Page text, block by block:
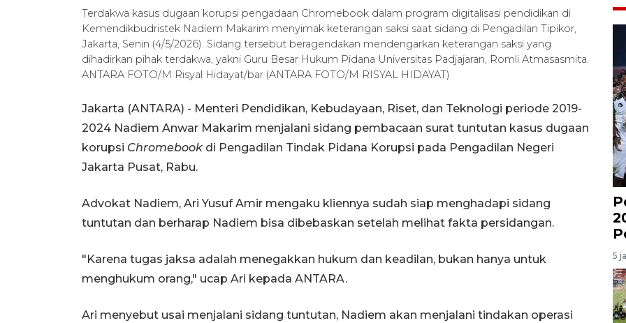
Terdakwa kasus dugaan korupsi pengadaan Chromebook dalam program digitalisasi pendidikan di
Kemendikbudristek Nadiem Makarim menyimak keterangan saksi saat sidang di Pengadilan Tipikor,
Jakarta, Senin (4/5/2026). Sidang tersebut beragendakan mendengarkan keterangan saksi yang
dihadirkan pihak terdakwa, yakni Guru Besar Hukum Pidana Universitas Padjajaran, Romli Atmasasmita.
ANTARA FOTO/M Risyal Hidayat/bar (ANTARA FOTO/M RISYAL HIDAYAT)
Jakarta (ANTARA) - Menteri Pendidikan, Kebudayaan, Riset, dan Teknologi periode 2019-
2024 Nadiem Anwar Makarim menjalani sidang pembacaan surat tuntutan kasus dugaan
korupsi Chromebook di Pengadilan Tindak Pidana Korupsi pada Pengadilan Negeri
Jakarta Pusat, Rabu.
Advokat Nadiem, Ari Yusuf Amir mengaku kliennya sudah siap menghadapi sidang
tuntutan dan berharap Nadiem bisa dibebaskan setelah melihat fakta persidangan.
"Karena tugas jaksa adalah menegakkan hukum dan keadilan, bukan hanya untuk
menghukum orang," ucap Ari kepada ANTARA.
Ari menyebut usai menjalani sidang tuntutan, Nadiem akan menjalani tindakan operasi
5